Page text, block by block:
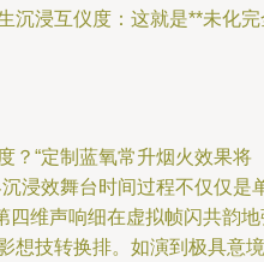
沉浸互仪度：这就是**未化完
？“定制蓝氧常升烟火效果将
浸效舞台时间过程不仅仅是
四维声响细在虚拟帧闪共韵地
想技转换排。如演到极具意境